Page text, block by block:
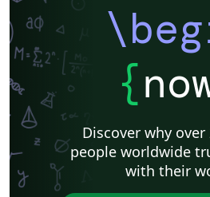
{
Discover why
people worldwide
with their